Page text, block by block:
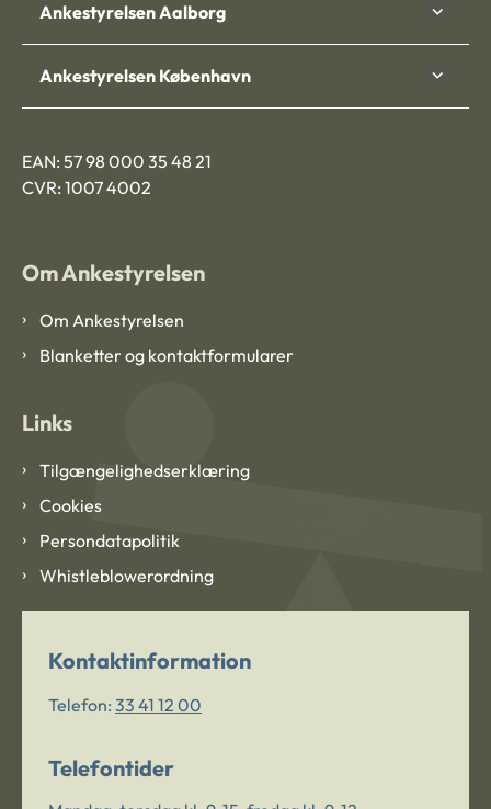
Ankestyrelsen Aalborg
Ankestyrelsen København
EAN: 57 98 000 35 48 21
CVR: 1007 4002
Om Ankestyrelsen
Om Ankestyrelsen
Blanketter og kontaktformularer
Links
Tilgængelighedserklæring
Cookies
Persondatapolitik
Whistleblowerordning
Kontaktinformation
Telefon: 33 41 12 00
Telefontider